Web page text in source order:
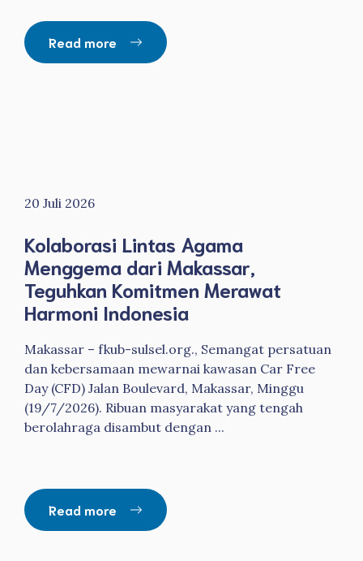
Read more
20 Juli 2026
Kolaborasi Lintas Agama
Menggema dari Makassar,
Teguhkan Komitmen Merawat
Harmoni Indonesia
Makassar – fkub-sulsel.org., Semangat persatuan
dan kebersamaan mewarnai kawasan Car Free
Day (CFD) Jalan Boulevard, Makassar, Minggu
(19/7/2026). Ribuan masyarakat yang tengah
berolahraga disambut dengan ...
Read more